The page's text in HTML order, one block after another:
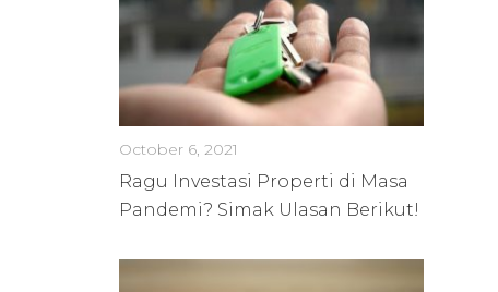
October 6, 2021
Ragu Investasi Properti di Masa
Pandemi? Simak Ulasan Berikut!